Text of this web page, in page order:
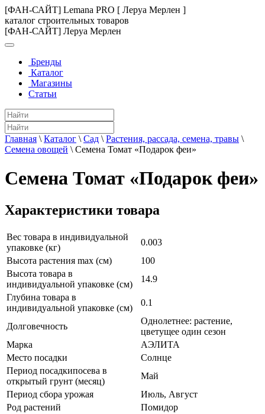
[ФАН-САЙТ] Lemana PRO [ Леруа Мерлен ]
каталог строительных товаров
[ФАН-САЙТ] Леруа Мерлен
Бренды
Каталог
Магазины
Статьи
Главная \ Каталог \ Сад \ Растения, рассада, семена, травы \
Семена овощей \ Семена Томат «Подарок феи»
Семена Томат «Подарок феи»
Характеристики товара
Вес товара в индивидуальной
упаковке (кг)
0.003
Высота растения max (см)
100
Высота товара в
индивидуальной упаковке (см)
14.9
Глубина товара в
индивидуальной упаковке (см)
0.1
Долговечность
Однолетнее: растение,
цветущее один сезон
Марка
АЭЛИТА
Место посадки
Солнце
Период посадкипосева в
открытый грунт (месяц)
Май
Период сбора урожая
Июль, Август
Род растений
Помидор